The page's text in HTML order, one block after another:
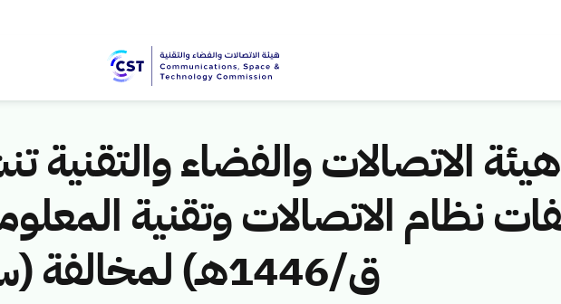
هيئة الاتصالات والفضاء والتقنية
ق/1446هـ) لمخالفة (سعد تميم القحطاني)